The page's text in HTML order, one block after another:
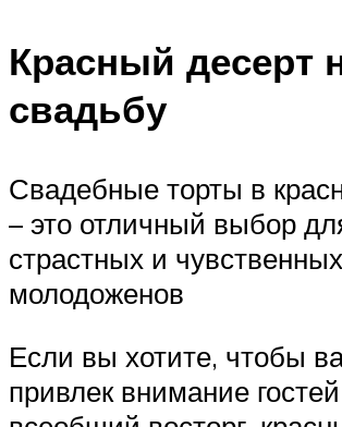
Красный десерт
свадьбу
Свадебные торты в
– это отличный выбор
страстных и чувственных
молодоженов
Если вы хотите, чтобы
привлек внимание